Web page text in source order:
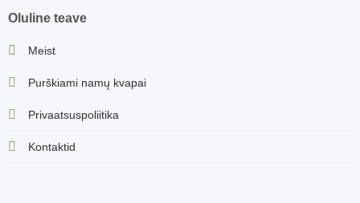
Oluline teave
Meist
Purškiami namų kvapai
Privaatsuspoliitika
Kontaktid